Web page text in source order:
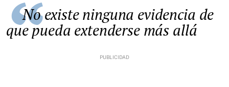
No existe ninguna evidencia de
que pueda extenderse más allá